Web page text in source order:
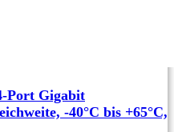
Port Gigabit
-40°C bis +65°C,